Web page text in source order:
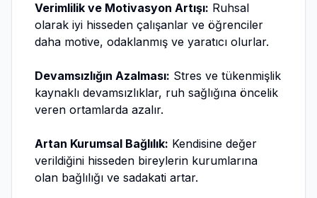
Verimlilik ve Motivasyon Artışı: Ruhsal
olarak iyi hisseden çalışanlar ve öğrenciler
daha motive, odaklanmış ve yaratıcı olurlar.
Devamsızlığın Azalması: Stres ve tükenmişlik
kaynaklı devamsızlıklar, ruh sağlığına öncelik
veren ortamlarda azalır.
Artan Kurumsal Bağlılık: Kendisine değer
verildiğini hisseden bireylerin kurumlarına
olan bağlılığı ve sadakati artar.